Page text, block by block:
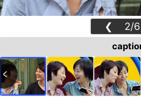
❮ 2/6